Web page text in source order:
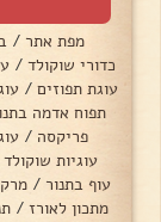
מפת אתר /
כדורי שוקולד /
עוגת תפוזים /
תפוח אדמה
פריקסה /
עוגיות
עוף בתנור /
מתכון לאורז /